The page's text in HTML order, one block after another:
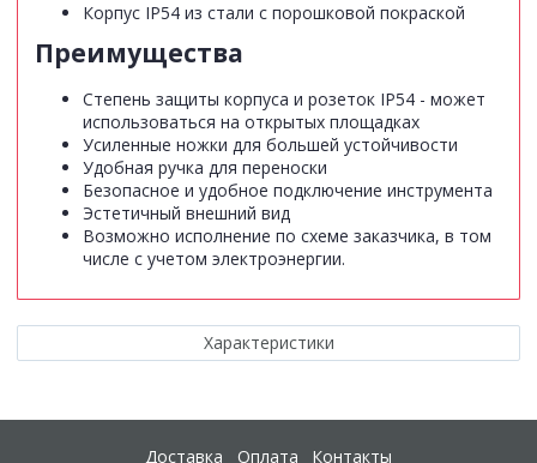
Корпус IP54 из стали с порошковой покраской
Преимущества
Степень защиты корпуса и розеток IP54 - может
использоваться на открытых площадках
Усиленные ножки для большей устойчивости
Удобная ручка для переноски
Безопасное и удобное подключение инструмента
Эстетичный внешний вид
Возможно исполнение по схеме заказчика, в том
числе с учетом электроэнергии.
Характеристики
Доставка Оплата Контакты